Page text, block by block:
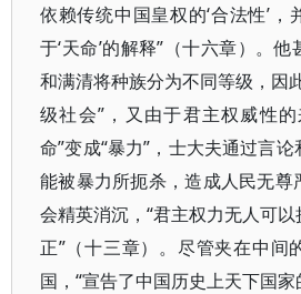
依赖传统中国皇权的‘合法性’
于‘天命’的解释”（十六章）。
和满清将种族分为不同等级，因
级社会”，又由于君主权威性的
命”变成“暴力”，士大夫通过言
能被暴力所扼杀，造成人民无尊
会精英消沉，“君主权力无人可
正”（十三章）。尽管夹在中间
国，“宣告了中国历史上天下国